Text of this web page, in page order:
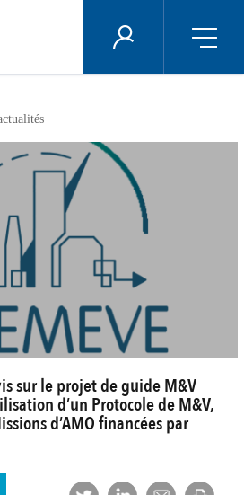
ÉNERGIE PLUS
sur le projet de guide M&V
d’un Protocole de M&V,
d’AMO financées par